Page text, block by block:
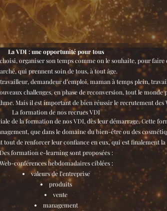
La VDI : une opportunité pour tous
organiser son temps comme on le souhaite, pour
qui prennent soin de tous, à tout âge.
travailleur, demandeur d’emploi, maman à temps plein,
challenges, en phase de reconversion, tout le
Mais il est important de bien réussir le recrutement
La formation de nos recrues VDI
de la formation de nos VDI, dès leur démarrage. Cette
que dans le domaine du bien-être ou des
tout de renforcer leur confiance en eux, qui est finalement
Des formation e-learning sont proposées :
Web-conférences hebdomadaires ciblées :
valeurs de l’entreprise
produits
vente
management